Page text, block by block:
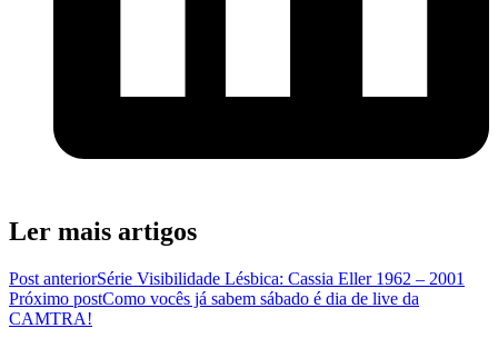
Ler mais artigos
Post anteriorSérie Visibilidade Lésbica: Cassia Eller 1962 – 2001
Próximo postComo vocês já sabem sábado é dia de live da
CAMTRA!